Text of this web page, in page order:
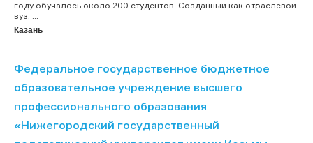
году обучалось около 200 студентов. Созданный как отраслевой
вуз, ...
Казань
Федеральное государственное бюджетное
образовательное учреждение высшего
профессионального образования
«Нижегородский государственный